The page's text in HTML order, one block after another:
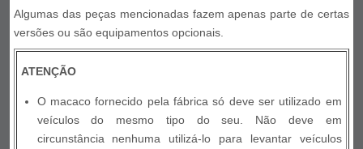
Algumas das peças mencionadas fazem apenas parte de certas
versões ou são equipamentos opcionais.
ATENÇÃO
O macaco fornecido pela fábrica só deve ser utilizado em
veículos do mesmo tipo do seu. Não deve em
circunstância nenhuma utilizá-lo para levantar veículos